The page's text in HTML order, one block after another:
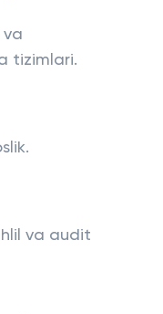
tizimlari.
va audit